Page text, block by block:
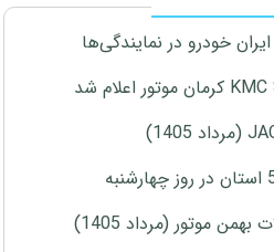
موتور (مرداد 1405)